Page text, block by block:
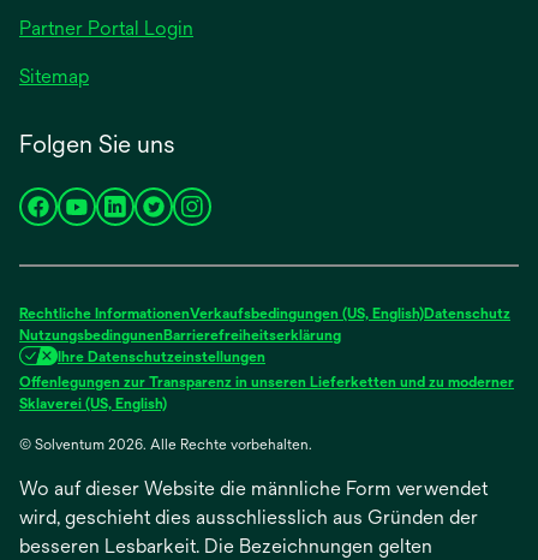
Partner Portal Login
Sitemap
Folgen Sie uns
wird
neuen
Registerkarte
geöffnet
wird
neuen
Registerkarte
geöffnet
wird
neuen
Registerkarte
geöffnet
wird
neuen
Registerkarte
geöffnet
wird
neuen
Registerkarte
geöffnet
Rechtliche InformationenVerkaufsbedingungen (US, English)Datenschutz
NutzungsbedingunenBarrierefreiheitserklärung
Ihre Datenschutzeinstellungen
Offenlegungen zur Transparenz in unseren Lieferketten und zu moderner
Sklaverei (US, English)wird
einer
Registerkarte
geöffnet
© Solventum 2026. Alle Rechte vorbehalten.
Wo auf dieser Website die männliche Form verwendet
wird, geschieht dies ausschliesslich aus Gründen der
besseren Lesbarkeit. Die Bezeichnungen gelten